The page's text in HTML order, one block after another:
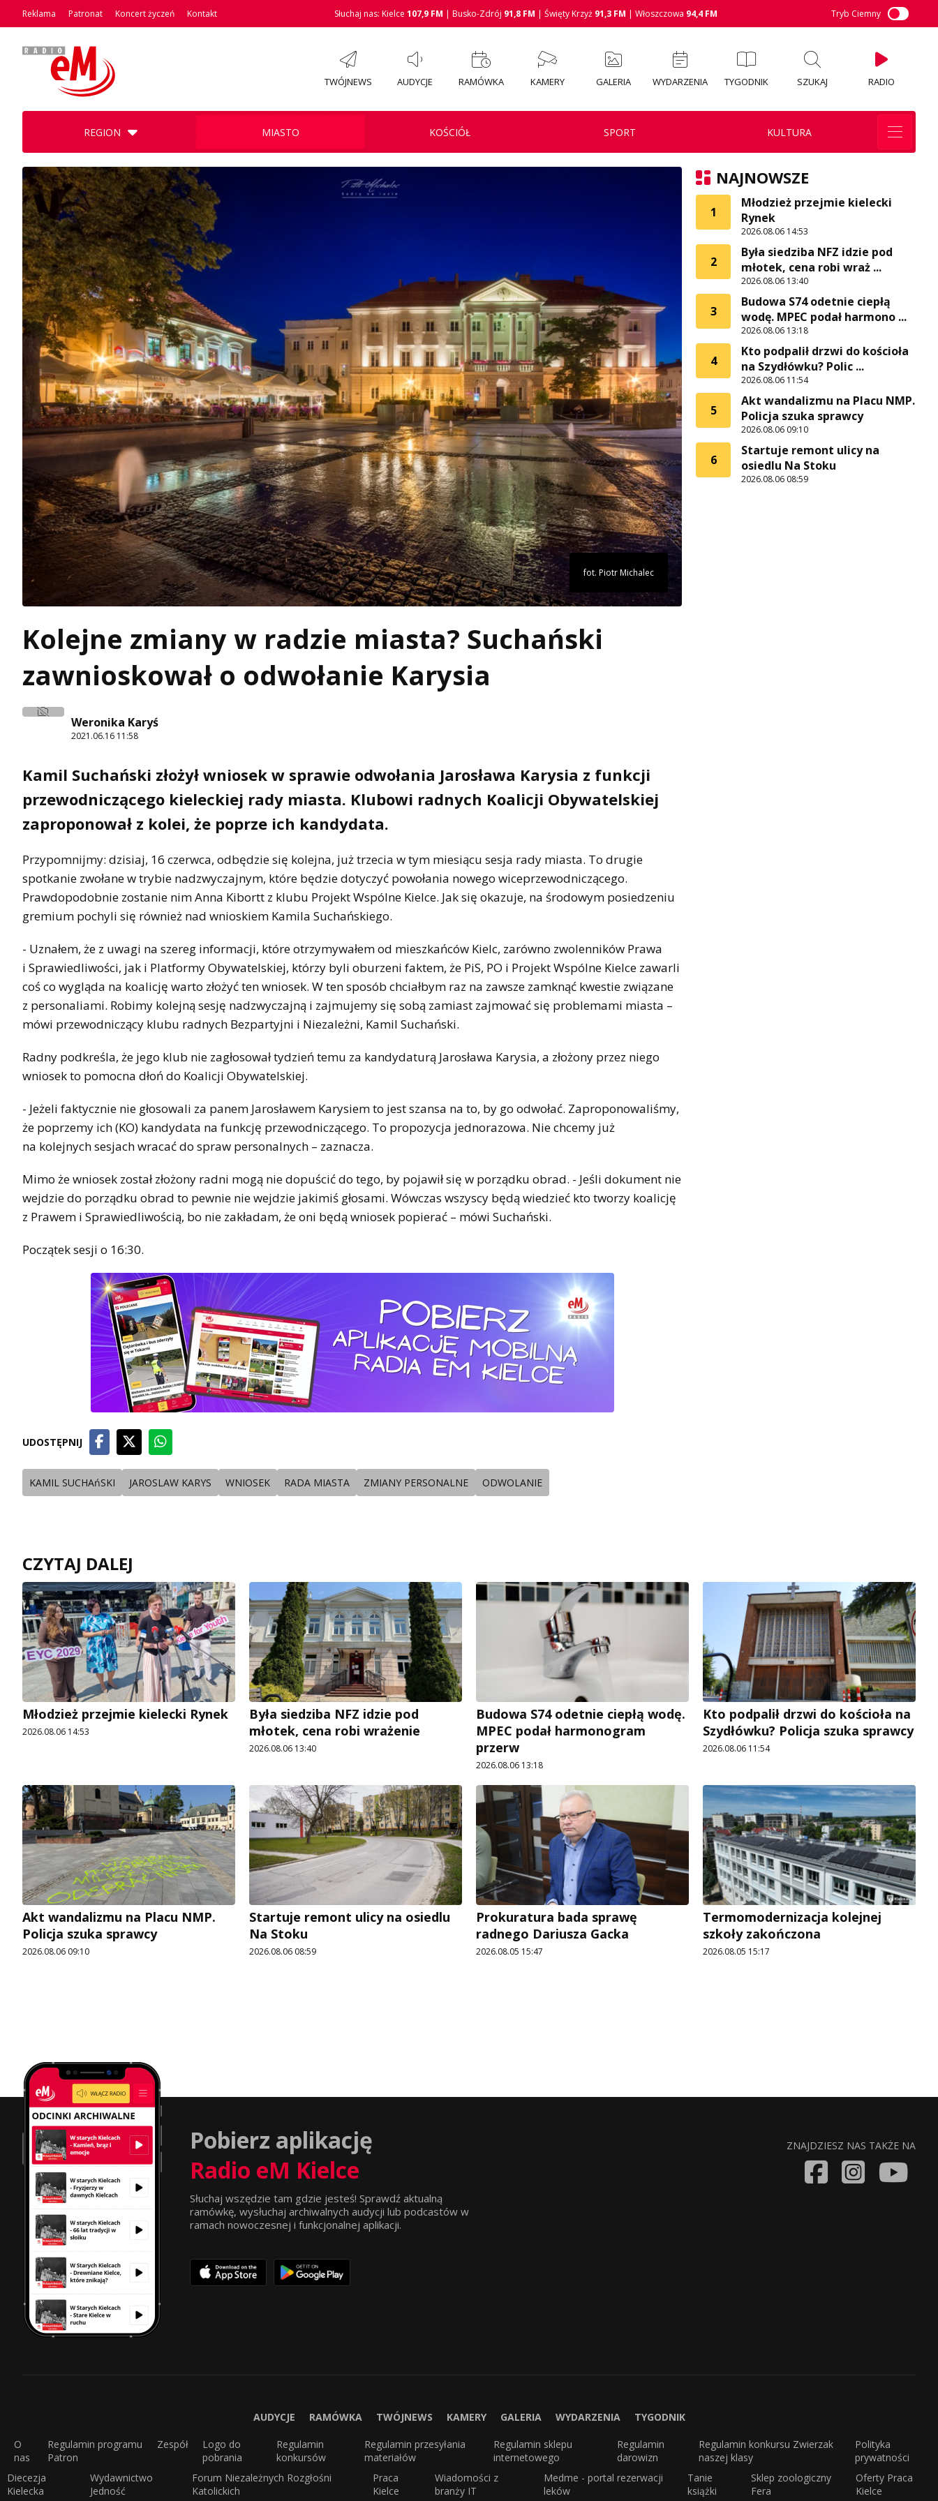
Reklama Patronat Koncert życzeń Kontakt Słuchaj nas: Kielce 107,9 FM | Busko-Zdrój 91,8 FM | Święty Krzyż 91,3 FM | Włoszczowa 94,4 FM Tryb Ciemny
TWÓJNEWS AUDYCJE RAMÓWKA KAMERY GALERIA WYDARZENIA TYGODNIK SZUKAJ RADIO
REGION MIASTO KOŚCIÓŁ SPORT KULTURA
fot. Piotr Michalec
Kolejne zmiany w radzie miasta? Suchański
zawnioskował o odwołanie Karysia
Weronika Karyś
2021.06.16 11:58
Kamil Suchański złożył wniosek w sprawie odwołania Jarosława Karysia z funkcji
przewodniczącego kieleckiej rady miasta. Klubowi radnych Koalicji Obywatelskiej
zaproponował z kolei, że poprze ich kandydata.
Przypomnijmy: dzisiaj, 16 czerwca, odbędzie się kolejna, już trzecia w tym miesiącu sesja rady miasta. To drugie
spotkanie zwołane w trybie nadzwyczajnym, które będzie dotyczyć powołania nowego wiceprzewodniczącego.
Prawdopodobnie zostanie nim Anna Kibortt z klubu Projekt Wspólne Kielce. Jak się okazuje, na środowym posiedzeniu
gremium pochyli się również nad wnioskiem Kamila Suchańskiego.
- Uznałem, że z uwagi na szereg informacji, które otrzymywałem od mieszkańców Kielc, zarówno zwolenników Prawa
i Sprawiedliwości, jak i Platformy Obywatelskiej, którzy byli oburzeni faktem, że PiS, PO i Projekt Wspólne Kielce zawarli
coś co wygląda na koalicję warto złożyć ten wniosek. W ten sposób chciałbym raz na zawsze zamknąć kwestie związane
z personaliami. Robimy kolejną sesję nadzwyczajną i zajmujemy się sobą zamiast zajmować się problemami miasta –
mówi przewodniczący klubu radnych Bezpartyjni i Niezależni, Kamil Suchański.
Radny podkreśla, że jego klub nie zagłosował tydzień temu za kandydaturą Jarosława Karysia, a złożony przez niego
wniosek to pomocna dłoń do Koalicji Obywatelskiej.
- Jeżeli faktycznie nie głosowali za panem Jarosławem Karysiem to jest szansa na to, by go odwołać. Zaproponowaliśmy,
że poprzemy ich (KO) kandydata na funkcję przewodniczącego. To propozycja jednorazowa. Nie chcemy już
na kolejnych sesjach wracać do spraw personalnych – zaznacza.
Mimo że wniosek został złożony radni mogą nie dopuścić do tego, by pojawił się w porządku obrad. - Jeśli dokument nie
wejdzie do porządku obrad to pewnie nie wejdzie jakimiś głosami. Wówczas wszyscy będą wiedzieć kto tworzy koalicję
z Prawem i Sprawiedliwością, bo nie zakładam, że oni będą wniosek popierać – mówi Suchański.
Początek sesji o 16:30.
UDOSTĘPNIJ
KAMIL SUCHAńSKI JAROSLAW KARYS WNIOSEK RADA MIASTA ZMIANY PERSONALNE ODWOLANIE
NAJNOWSZE
1
Młodzież przejmie kielecki
Rynek
2026.08.06 14:53
2
Była siedziba NFZ idzie pod
młotek, cena robi wraż ...
2026.08.06 13:40
3
Budowa S74 odetnie ciepłą
wodę. MPEC podał harmono ...
2026.08.06 13:18
4
Kto podpalił drzwi do kościoła
na Szydłówku? Polic ...
2026.08.06 11:54
5
Akt wandalizmu na Placu NMP.
Policja szuka sprawcy
2026.08.06 09:10
6
Startuje remont ulicy na
osiedlu Na Stoku
2026.08.06 08:59
CZYTAJ DALEJ
Młodzież przejmie kielecki Rynek
2026.08.06 14:53
Była siedziba NFZ idzie pod
młotek, cena robi wrażenie
2026.08.06 13:40
Budowa S74 odetnie ciepłą wodę.
MPEC podał harmonogram
przerw
2026.08.06 13:18
Kto podpalił drzwi do kościoła na
Szydłówku? Policja szuka sprawcy
2026.08.06 11:54
Akt wandalizmu na Placu NMP.
Policja szuka sprawcy
2026.08.06 09:10
Startuje remont ulicy na osiedlu
Na Stoku
2026.08.06 08:59
Prokuratura bada sprawę
radnego Dariusza Gacka
2026.08.05 15:47
Termomodernizacja kolejnej
szkoły zakończona
2026.08.05 15:17
Pobierz aplikację
Radio eM Kielce
Słuchaj wszędzie tam gdzie jesteś! Sprawdź aktualną
ramówkę, wysłuchaj archiwalnych audycji lub podcastów w
ramach nowoczesnej i funkcjonalnej aplikacji.
ZNAJDZIESZ NAS TAKŻE NA
AUDYCJE RAMÓWKA TWÓJNEWS KAMERY GALERIA WYDARZENIA TYGODNIK
O
nas
Regulamin programu
Patron
Zespół
Logo do
pobrania
Regulamin
konkursów
Regulamin przesyłania
materiałów
Regulamin sklepu
internetowego
Regulamin
darowizn
Regulamin konkursu Zwierzak
naszej klasy
Polityka
prywatności
Diecezja
Kielecka
Wydawnictwo
Jedność
Forum Niezależnych Rozgłośni
Katolickich
Praca
Kielce
Wiadomości z
branży IT
Medme - portal rezerwacji
leków
Tanie
książki
Sklep zoologiczny
Fera
Oferty Praca
Kielce